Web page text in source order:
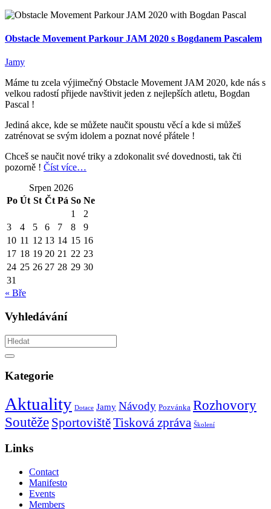
Obstacle Movement Parkour JAM 2020 s Bogdanem Pascalem
Jamy
Máme tu zcela výjimečný Obstacle Movement JAM 2020, kde nás s
velkou radostí přijede navštivit jeden z nejlepších atletu, Bogdan
Pascal !
Jediná akce, kde se můžete naučit spoustu věcí a kde si můžeš
zatrénovat se svým idolem a poznat nové přátele !
Chceš se naučit nové triky a zdokonalit své dovednosti, tak čti
pozorně ! Číst více…
Srpen 2026
Po Út St Čt Pá So Ne
1
2
3
4 5 6 7 8
9
10 11 12 13 14 15 16
17 18 19 20 21 22 23
24 25 26 27 28 29 30
31
« Bře
Vyhledávání
Vyhledávám
Hledat
Kategorie
Aktuality Dotace Jamy Návody Pozvánka Rozhovory
Soutěže SportovištěTisková zpráva Školení
Links
Contact
Manifesto
Events
Members